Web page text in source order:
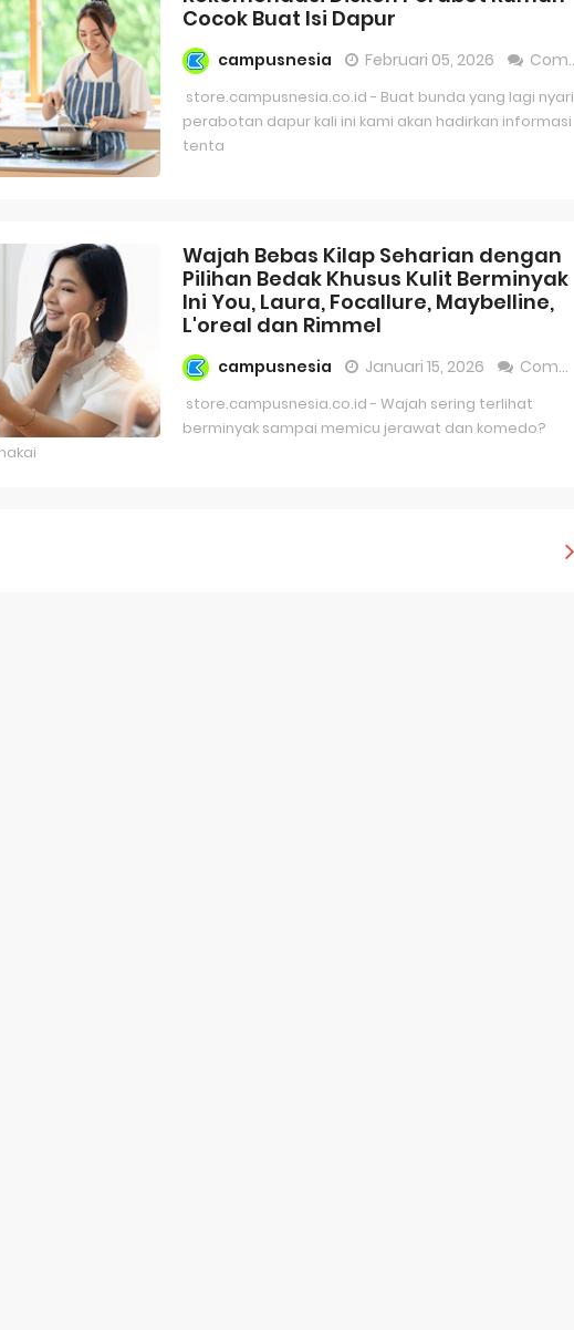
Game Nokia Composer Simulator
Game Retro Bounce
Game Snake Retro
Game Bantumi
Game Rangking 1 untuk Pelajar SMA
Game Rangking 1 untuk Pelajar SMP
Game Tebak Kata untuk Sekolah Dasar
Aplikasi Kasir Sederhana
Cocok Buat Isi Dapur
campusnesia Februari 05, 2026 Comment
store.campusnesia.co.id - Buat bunda yang lagi nyari
perabotan dapur kali ini kami akan hadirkan informasi
tenta
Wajah Bebas Kilap Seharian dengan
Pilihan Bedak Khusus Kulit Berminyak
Ini You, Laura, Focallure, Maybelline,
L'oreal dan Rimmel
campusnesia Januari 15, 2026 Comment
store.campusnesia.co.id - Wajah sering terlihat
berminyak sampai memicu jerawat dan komedo?